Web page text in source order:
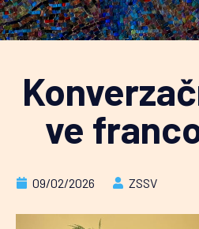
ve
09/02/2026 ZSSV